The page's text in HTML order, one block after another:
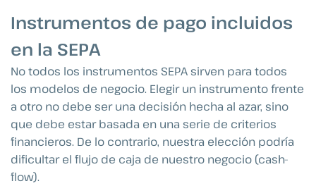
Instrumentos de pago incluidos
en la SEPA
No todos los instrumentos SEPA sirven para todos
los modelos de negocio. Elegir un instrumento frente
a otro no debe ser una decisión hecha al azar, sino
que debe estar basada en una serie de criterios
financieros. De lo contrario, nuestra elección podría
dificultar el flujo de caja de nuestro negocio (cash-
flow).